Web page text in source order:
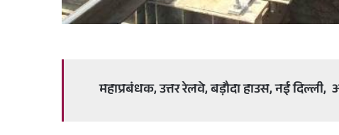
महाप्रबंधक, उत्तर रेलवे, बड़ौदा हाउस, नई